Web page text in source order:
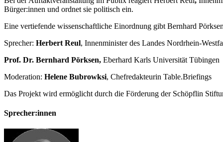
Bürger:innen und ordnet sie politisch ein.
Eine vertiefende wissenschaftliche Einordnung gibt Bernhard
Sprecher: Herbert Reul, Innenminister des Landes Nordrhein-
Prof. Dr. Bernhard Pörksen, Eberhard Karls Universität Tübingen
Moderation: Helene Bubrowksi, Chefredakteurin Table.Briefings
Das Projekt wird ermöglicht durch die Förderung der Schöpflin
Sprecher:innen